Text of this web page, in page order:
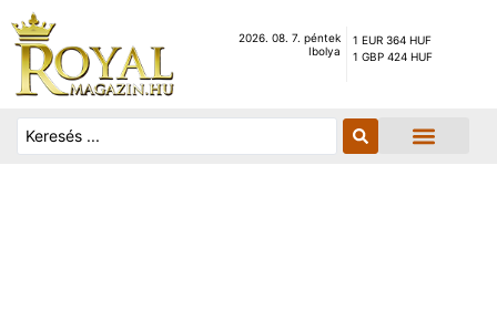
2026. 08. 7. péntek
Ibolya
1 EUR 364 HUF
1 GBP 424 HUF